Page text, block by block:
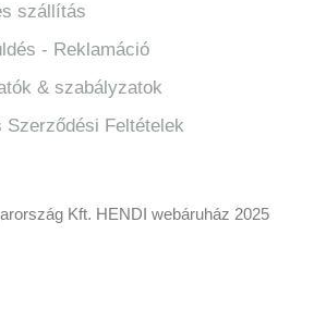
szállítás
- Reklamáció
& szabályzatok
Szerződési Feltételek
Kft. HENDI webáruház 2025